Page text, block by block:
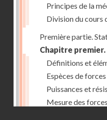
Principes de la
Division du cours
Première partie.
Chapitre
Définitions et
Espèces de forces
Puissances et
Mesure des forces